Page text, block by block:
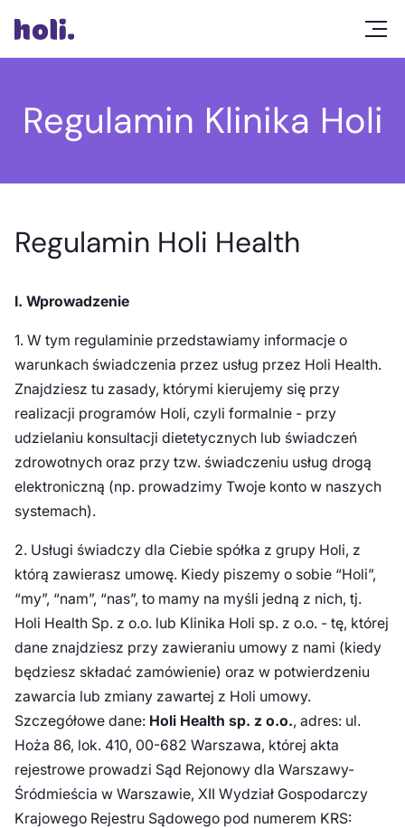
Regulamin Klinika Holi
Regulamin Holi Health
I. Wprowadzenie
1. W tym regulaminie przedstawiamy informacje o
warunkach świadczenia przez usług przez Holi Health.
Znajdziesz tu zasady, którymi kierujemy się przy
realizacji programów Holi, czyli formalnie - przy
udzielaniu konsultacji dietetycznych lub świadczeń
zdrowotnych oraz przy tzw. świadczeniu usług drogą
elektroniczną (np. prowadzimy Twoje konto w naszych
systemach).
2. Usługi świadczy dla Ciebie spółka z grupy Holi, z
którą zawierasz umowę. Kiedy piszemy o sobie “Holi”,
“my”, “nam”, “nas”, to mamy na myśli jedną z nich, tj.
Holi Health Sp. z o.o. lub Klinika Holi sp. z o.o. - tę, której
dane znajdziesz przy zawieraniu umowy z nami (kiedy
będziesz składać zamówienie) oraz w potwierdzeniu
zawarcia lub zmiany zawartej z Holi umowy.
Szczegółowe dane: Holi Health sp. z o.o., adres: ul.
Hoża 86, lok. 410, 00-682 Warszawa, której akta
rejestrowe prowadzi Sąd Rejonowy dla Warszawy-
Śródmieścia w Warszawie, XII Wydział Gospodarczy
Krajowego Rejestru Sądowego pod numerem KRS: